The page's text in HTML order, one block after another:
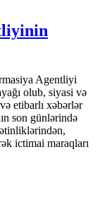
Agentliyi
olub, siyasi və
etibarlı xəbərlər
son günlərində
ictimai maraqları